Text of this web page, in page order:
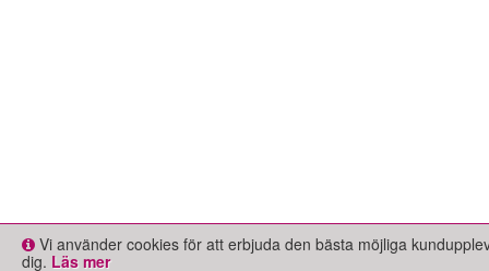
Vi använder cookies för att erbjuda den bästa möjliga
dig. Läs mer